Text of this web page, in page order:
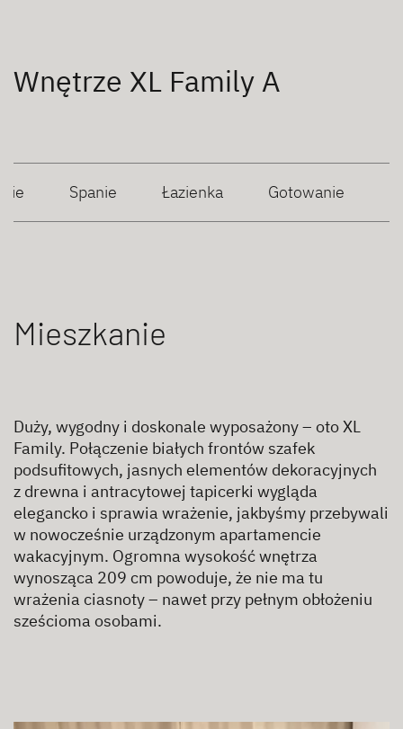
Wnętrze XL Family A
Spanie Łazienka Gotowanie
Mieszkanie
Duży, wygodny i doskonale wyposażony – oto XL
Family. Połączenie białych frontów szafek
podsufitowych, jasnych elementów dekoracyjnych
z drewna i antracytowej tapicerki wygląda
elegancko i sprawia wrażenie, jakbyśmy przebywali
w nowocześnie urządzonym apartamencie
wakacyjnym. Ogromna wysokość wnętrza
wynosząca 209 cm powoduje, że nie ma tu
wrażenia ciasnoty – nawet przy pełnym obłożeniu
sześcioma osobami.